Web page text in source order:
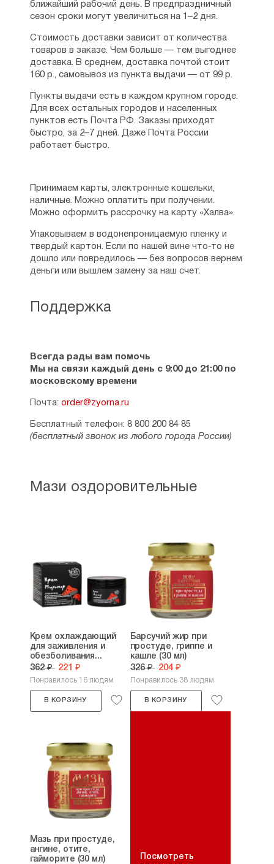
Поддержка
Всегда рады вам помочь
Мы на связи каждый день с 9:00 до 21:00 по
московскому времени
Почта: order@zyorna.ru
Бесплатный телефон: 8 800 200 84 85
(бесплатный звонок из любого города России)
ближайший рабочий день. В предпраздничный
сезон сроки могут увеличиться на 1–2 дня.
Стоимость доставки зависит от количества
товаров в заказе. Чем больше — тем выгоднее
доставка. В среднем, доставка почтой стоит
160 р., самовывоз из пункта выдачи — от 99 р.
Пункты выдачи есть в каждом крупном городе.
Для всех остальных городов и населенных
пунктов есть Почта РФ. Заказы приходят
быстро, за 2–7 дней. Даже Почта России
работает быстро.
Принимаем карты, электронные кошельки,
наличные. Можно оплатить при получении.
Можно оформить рассрочку на карту «Халва».
Упаковываем в водонепроницаемую пленку и
твердый картон. Если по нашей вине что-то не
дошло или повредилось — без вопросов вернем
деньги или вышлем замену за наш счет.
Мази оздоровительные
Крем охлаждающий
для заживления и
обезболивания...
362 ₽ 221 ₽
Понравилось 16 людям
В КОРЗИНУ
Барсучий жир при
простуде, гриппе и
кашле (30 мл)
326 ₽ 204 ₽
Понравилось 38 людям
В КОРЗИНУ
Мазь при простуде,
ангине, отите,
гайморите (30 мл)
Посмотреть